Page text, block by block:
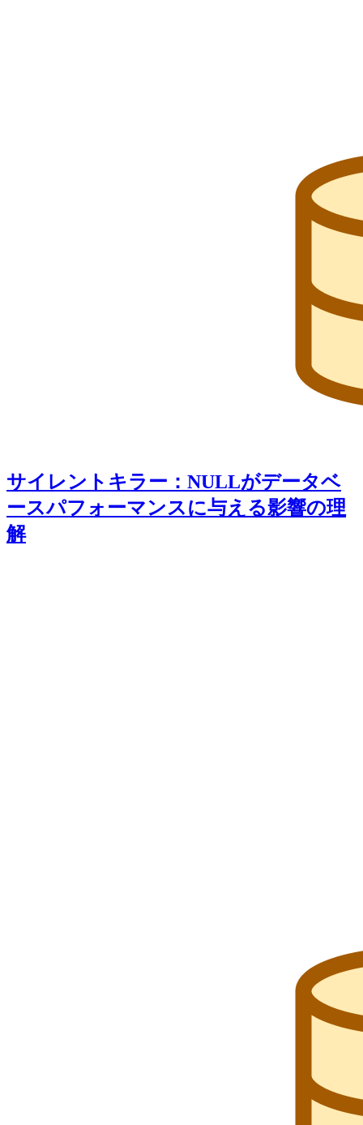
サイレントキラー：NULLがデータベ
ースパフォーマンスに与える影響の理
解